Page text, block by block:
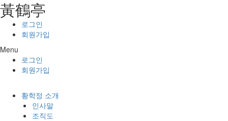
콘텐츠로
건너뛰기
⿈鶴亭
로그인
회원가입
Menu
로그인
회원가입
황학정 소개
인사말
조직도